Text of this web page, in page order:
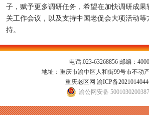
子，赋予更多调研任务，希望在加快调研成
关工作会议，以及支持中国老促会大项活动等
持。
电话:023-63268856 邮编：
地址：重庆市渝中区人和街99号市不动
重庆老区网 渝ICP备
渝公网安备